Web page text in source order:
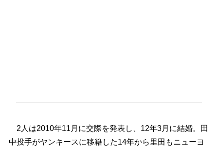
2人は2010年11月に交際を発表し、12年3月に結婚。田
中投手がヤンキースに移籍した14年から里田もニューヨ